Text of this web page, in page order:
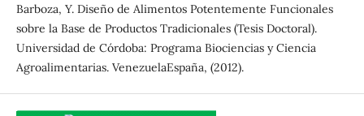
Barboza, Y. Diseño de Alimentos Potentemente Funcionales
sobre la Base de Productos Tradicionales (Tesis Doctoral).
Universidad de Córdoba: Programa Biociencias y Ciencia
Agroalimentarias. VenezuelaEspaña, (2012).